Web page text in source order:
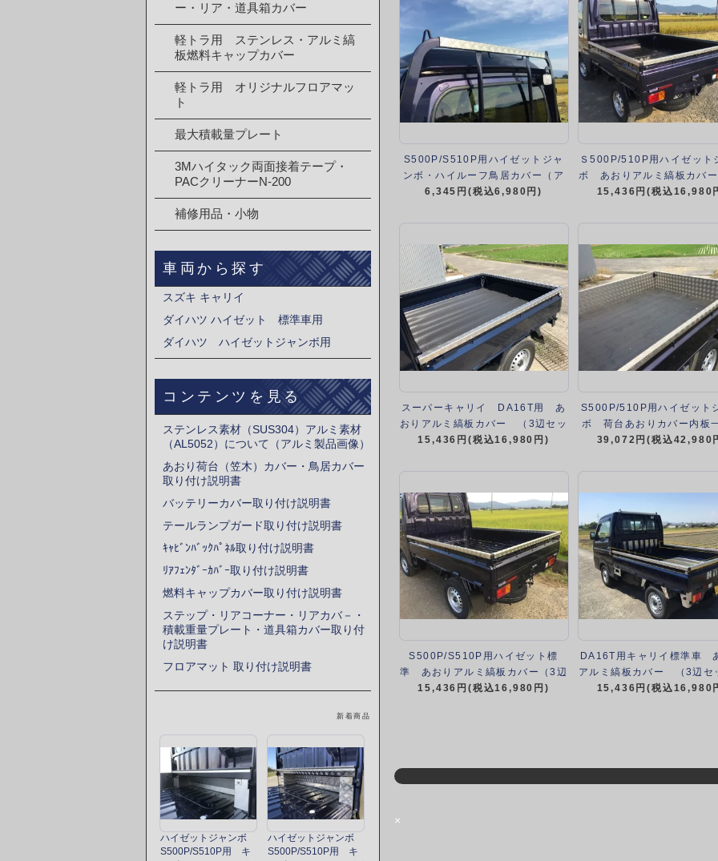
S500P/S510P用ハイゼットジャ
ンボ・ハイルーフ鳥居カバー（ア
ルミ縞板）（H26/9～R3/12/19）
6,345円(税込6,980円)
Ｓ500P/510P用ハイゼット
ボ あおりアルミ縞板カバ
セット）
15,436円(税込16,980
スーパーキャリイ DA16T用 あ
おりアルミ縞板カバー （3辺セッ
ト）
15,436円(税込16,980円)
S500P/510P用ハイゼット
ボ 荷台あおりカバー内板
アルミ縞板 （3辺セッ
39,072円(税込42,980
S500P/S510P用ハイゼット標
準 あおりアルミ縞板カバー（3辺
セット）
15,436円(税込16,980円)
DA16T用キャリイ標準車
アルミ縞板カバー （3辺セ
15,436円(税込16,980
×
ー・リア・道具箱カバー
軽トラ用 ステンレス・アルミ縞
板燃料キャップカバー
軽トラ用 オリジナルフロアマッ
ト
最大積載量プレート
3Mハイタック両面接着テープ・
PACクリーナーN-200
補修用品・小物
車両から探す
スズキ キャリイ
ダイハツ ハイゼット 標準車用
ダイハツ ハイゼットジャンボ用
コンテンツを見る
ステンレス素材（SUS304）アルミ素材
（AL5052）について（アルミ製品画像）
あおり荷台（笠木）カバー・鳥居カバー
取り付け説明書
バッテリーカバー取り付け説明書
テールランプガード取り付け説明書
ｷｬﾋﾞﾝﾊﾞｯｸﾊﾟﾈﾙ取り付け説明書
ﾘｱﾌｪﾝﾀﾞｰｶﾊﾞｰ取り付け説明書
燃料キャップカバー取り付け説明書
ステップ・リアコーナー・リアカバ－・
積載重量プレート・道具箱カバー取り付
け説明書
フロアマット 取り付け説明書
新着商品
ハイゼットジャンボ
S500P/S510P用 キ
ハイゼットジャンボ
S500P/S510P用 キ